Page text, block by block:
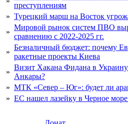
преступлениям
» Турецкий марш на Восток
»
Мировой рынок систем ПВО
сравнению с 2022-2025 гг.
»
Безналичный бюджет: почему
ракетные проекты Киева
»
Визит Хакана Фидана в
Анкары?
» МТК «Север – Юг»: будет ли
» ЕС нашел лазейку в Черное